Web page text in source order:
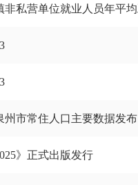
非私营单位就业人员年平
州市常住人口主要数据发布
》正式出版发行